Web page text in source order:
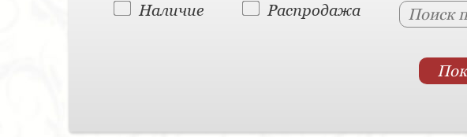
Наличие Распродажа